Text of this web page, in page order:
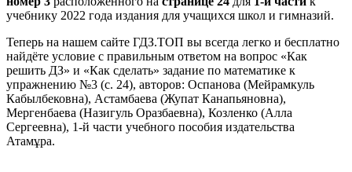
учебнику 2022 года издания для учащихся школ и гимназий.
Теперь на нашем сайте ГДЗ.ТОП вы всегда легко и бесплатно
найдёте условие с правильным ответом на вопрос «Как
решить ДЗ» и «Как сделать» задание по математике к
упражнению №3 (с. 24), авторов: Оспанова (Мейрамкуль
Кабылбековна), Астамбаева (Жупат Канапьяновна),
Мергенбаева (Назигуль Оразбаевна), Козленко (Алла
Сергеевна), 1-й части учебного пособия издательства
Атамұра.